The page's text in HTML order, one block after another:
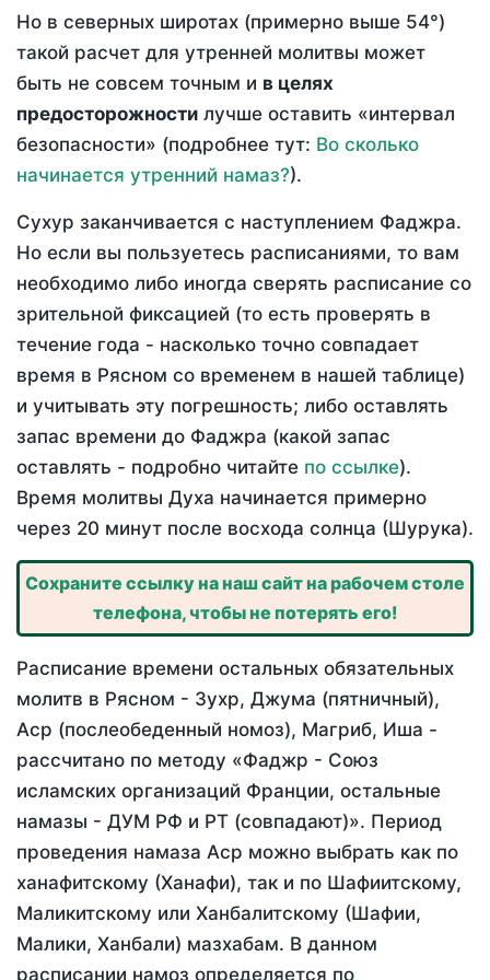
Но в северных широтах (примерно выше 54°)
такой расчет для утренней молитвы может
быть не совсем точным и в целях
предосторожности лучше оставить «интервал
безопасности» (подробнее тут: Во сколько
начинается утренний намаз?).
Сухур заканчивается с наступлением Фаджра.
Но если вы пользуетесь расписаниями, то вам
необходимо либо иногда сверять расписание со
зрительной фиксацией (то есть проверять в
течение года - насколько точно совпадает
время в Рясном со временем в нашей таблице)
и учитывать эту погрешность; либо оставлять
запас времени до Фаджра (какой запас
оставлять - подробно читайте по ссылке).
Время молитвы Духа начинается примерно
через 20 минут после восхода солнца (Шурука).
Сохраните ссылку на наш сайт на рабочем столе
телефона, чтобы не потерять его!
Расписание времени остальных обязательных
молитв в Рясном - Зухр, Джума (пятничный),
Аср (послеобеденный номоз), Магриб, Иша -
рассчитано по методу «Фаджр - Союз
исламских организаций Франции, остальные
намазы - ДУМ РФ и РТ (совпадают)». Период
проведения намаза Аср можно выбрать как по
ханафитскому (Ханафи), так и по Шафиитскому,
Маликитскому или Ханбалитскому (Шафии,
Малики, Ханбали) мазхабам. В данном
расписании намоз определяется по